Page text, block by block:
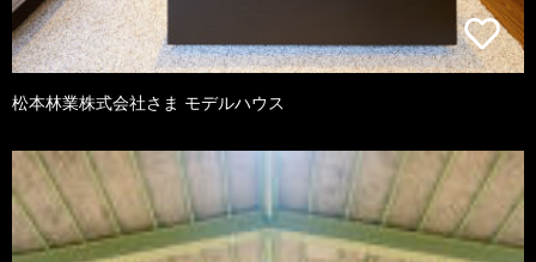
松本林業株式会社さま モデルハウス